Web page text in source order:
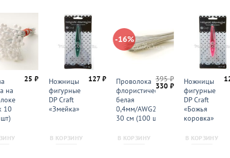
на
10
25 ₽
Ножницы
фигурные
DP Craft
«Змейка»
127₽
В КОРЗИНУ
-16%
Проволока
флористическая
белая
0,4мм/AWG26 —
30 см (100 шт.)
395₽
Первоначальная
цена
составляла
395 ₽.
330 ₽Текущая
цена:
330 ₽.
В КОРЗИНУ
Ножницы
фигурные
DP Craft
«Божья
коровка»
В КОРЗИНУ